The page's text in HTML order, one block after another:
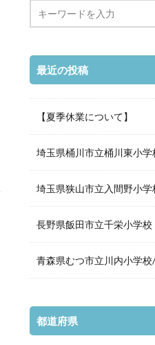
最近の投稿
【夏季休業について】
埼玉県桶川市立桶川東小学
埼玉県狭山市立入間野小学
長野県飯田市立千栄小学校
青森県むつ市立川内小学
都道府県